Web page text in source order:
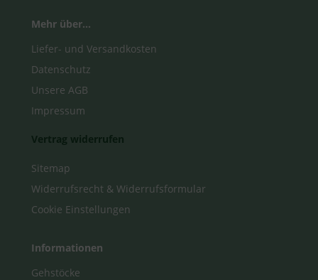
Mehr über...
Liefer- und Versandkosten
Datenschutz
Unsere AGB
Impressum
Vertrag widerrufen
Sitemap
Widerrufsrecht & Widerrufsformular
Cookie Einstellungen
Informationen
Gehstöcke